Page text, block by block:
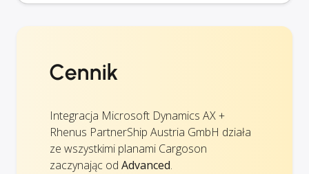
Cennik
Integracja Microsoft Dynamics AX +
Rhenus PartnerShip Austria GmbH działa
ze wszystkimi planami Cargoson
zaczynając od Advanced.